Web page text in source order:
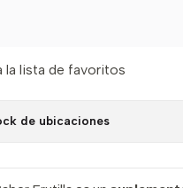
la lista de favoritos
de ubicaciones